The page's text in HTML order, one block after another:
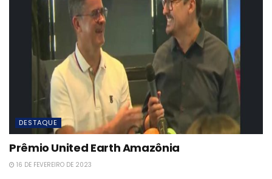
DESTAQUE
Prêmio United Earth Amazônia
16 DE FEVEREIRO DE 2023